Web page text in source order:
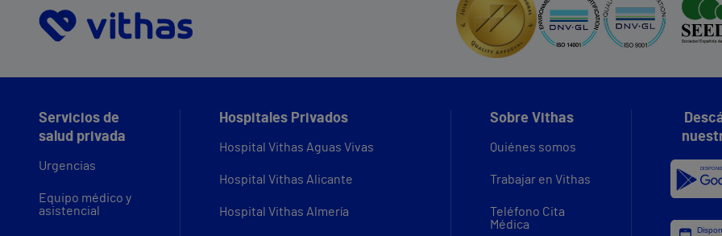
Servicios de
salud privada
Urgencias
Equipo médico y
asistencial
Hospitales Privados
Hospital Vithas Aguas Vivas
Hospital Vithas Alicante
Hospital Vithas Almería
Sobre Vithas
Quiénes somos
Trabajar en Vithas
Teléfono Cita
Médica